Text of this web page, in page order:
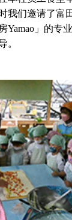
我们邀请了富
Yamao」的专
。